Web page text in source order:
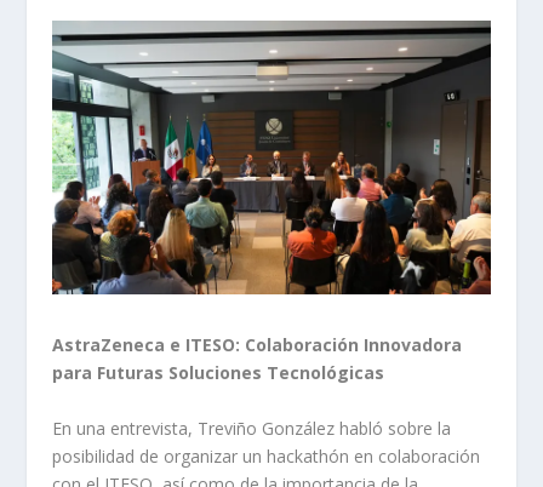
AstraZeneca e ITESO: Colaboración Innovadora
para Futuras Soluciones Tecnológicas
En una entrevista, Treviño González habló sobre la
posibilidad de organizar un hackathón en colaboración